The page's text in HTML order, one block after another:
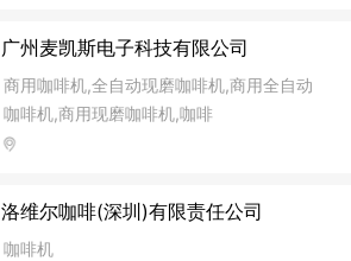
广州麦凯斯电子科技有限公司
商用咖啡机,全自动现磨咖啡机,商用全自动
咖啡机,商用现磨咖啡机,咖啡
洛维尔咖啡(深圳)有限责任公司
咖啡机